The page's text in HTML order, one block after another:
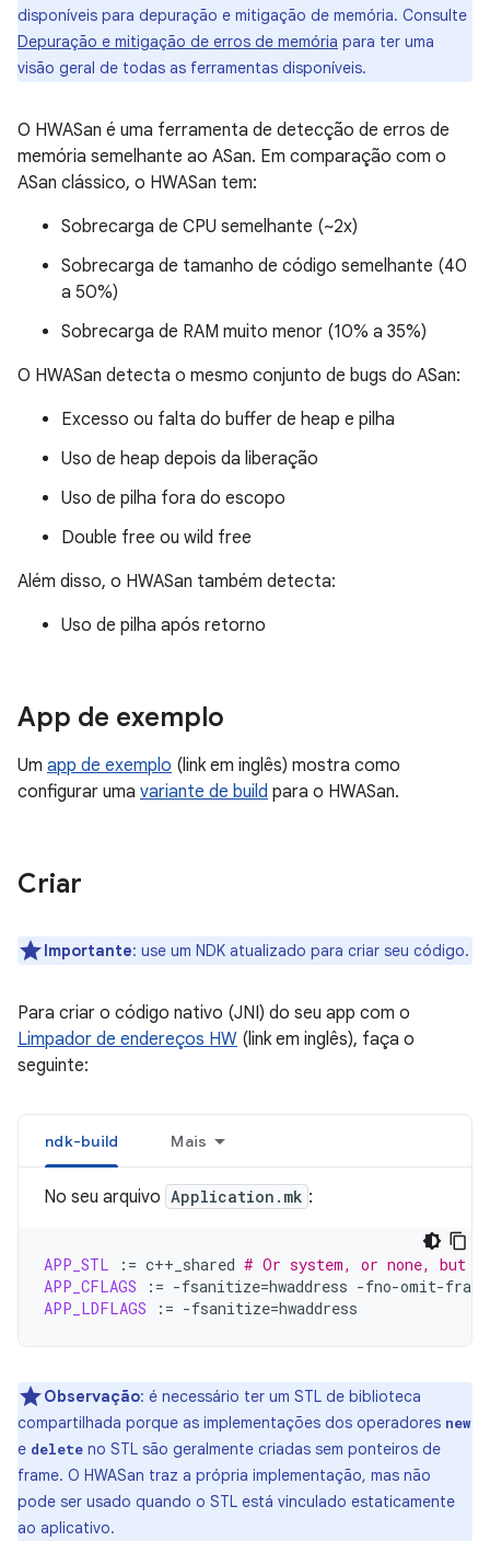
disponíveis para depuração e mitigação de memória. Consulte
Depuração e mitigação de erros de memória para ter uma
visão geral de todas as ferramentas disponíveis.
O HWASan é uma ferramenta de detecção de erros de
memória semelhante ao ASan. Em comparação com o
ASan clássico, o HWASan tem:
Sobrecarga de CPU semelhante (~2x)
Sobrecarga de tamanho de código semelhante (40
a 50%)
Sobrecarga de RAM muito menor (10% a 35%)
O HWASan detecta o mesmo conjunto de bugs do ASan:
Excesso ou falta do buffer de heap e pilha
Uso de heap depois da liberação
Uso de pilha fora do escopo
Double free ou wild free
Além disso, o HWASan também detecta:
Uso de pilha após retorno
App de exemplo
Um app de exemplo (link em inglês) mostra como
configurar uma variante de build para o HWASan.
Criar
Importante: use um NDK atualizado para criar seu código.
Para criar o código nativo (JNI) do seu app com o
Limpador de endereços HW (link em inglês), faça o
seguinte:
ndk-build Mais
No seu arquivo Application.mk :
APP_STL := c++_shared # Or system, or none, but
APP_CFLAGS
:= -fsanitize=hwaddress
APP_LDFLAGS
:= -fsanitize=
Observação: é necessário ter um STL de biblioteca
compartilhada porque as implementações dos operadores new
e delete no STL são geralmente criadas sem ponteiros de
frame. O HWASan traz a própria implementação, mas não
pode ser usado quando o STL está vinculado estaticamente
ao aplicativo.